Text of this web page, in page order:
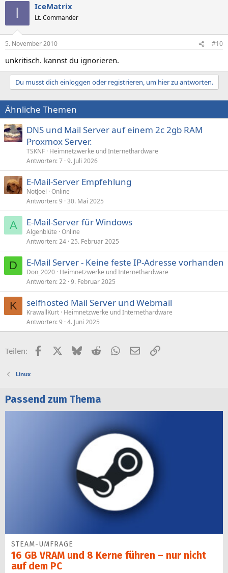
I IceMatrix
Lt. Commander
5. November 2010 #10
unkritisch. kannst du ignorieren.
Du musst dich einloggen oder registrieren, um hier zu antworten.
Ähnliche Themen
DNS und Mail Server auf einem 2c 2gb RAM
Proxmox Server.
TSKNF Heimnetzwerke und Internethardware
Antworten 7 9. Juli 2026
E-Mail-Server Empfehlung
NotJoel Online
Antworten 9 30. Mai 2025
A E-Mail-Server für Windows
Algenblüte Online
Antworten 24 25. Februar 2025
D E-Mail Server - Keine feste IP-Adresse vorhanden
Don_2020 Heimnetzwerke und Internethardware
Antworten 22 9. Februar 2025
K selfhosted Mail Server und Webmail
KrawallKurt Heimnetzwerke und Internethardware
Antworten 9 4. Juni 2025
Teilen: FacebookX (Twitter)
BlueskyRedditWhatsApp
E-MailLink
Linux
Passend zum Thema
STEAM-UMFRAGE
16 GB VRAM und 8 Kerne führen – nur nicht
auf dem PC